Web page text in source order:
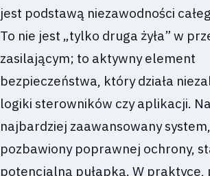
jest podstawą niezawodności
To nie jest „tylko druga żyła” w
zasilającym; to aktywny element
bezpieczeństwa, który działa
logiki sterowników czy aplikacji.
najbardziej zaawansowany system,
pozbawiony poprawnej ochrony,
potencjalną pułapką. W praktyce,